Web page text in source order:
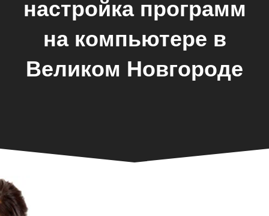
настройка программ
на компьютере в
Великом Новгороде